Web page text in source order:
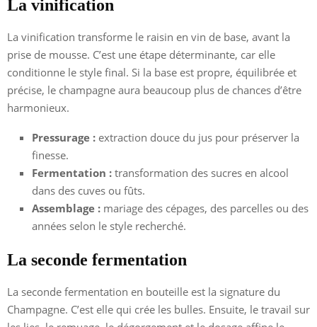
La vinification
La vinification transforme le raisin en vin de base, avant la
prise de mousse. C’est une étape déterminante, car elle
conditionne le style final. Si la base est propre, équilibrée et
précise, le champagne aura beaucoup plus de chances d’être
harmonieux.
Pressurage : extraction douce du jus pour préserver la
finesse.
Fermentation : transformation des sucres en alcool
dans des cuves ou fûts.
Assemblage : mariage des cépages, des parcelles ou des
années selon le style recherché.
La seconde fermentation
La seconde fermentation en bouteille est la signature du
Champagne. C’est elle qui crée les bulles. Ensuite, le travail sur